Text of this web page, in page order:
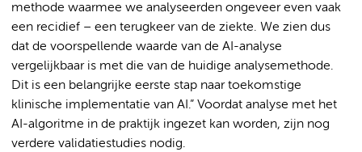
methode waarmee we analyseerden ongeveer even vaak
een recidief – een terugkeer van de ziekte. We zien dus
dat de voorspellende waarde van de AI-analyse
vergelijkbaar is met die van de huidige analysemethode.
Dit is een belangrijke eerste stap naar toekomstige
klinische implementatie van AI.” Voordat analyse met het
AI-algoritme in de praktijk ingezet kan worden, zijn nog
verdere validatiestudies nodig.